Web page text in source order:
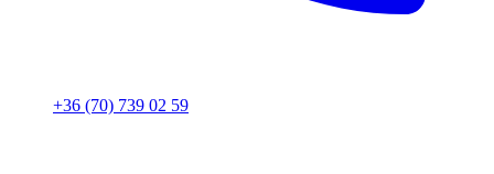
+36 (70) 739 02 59